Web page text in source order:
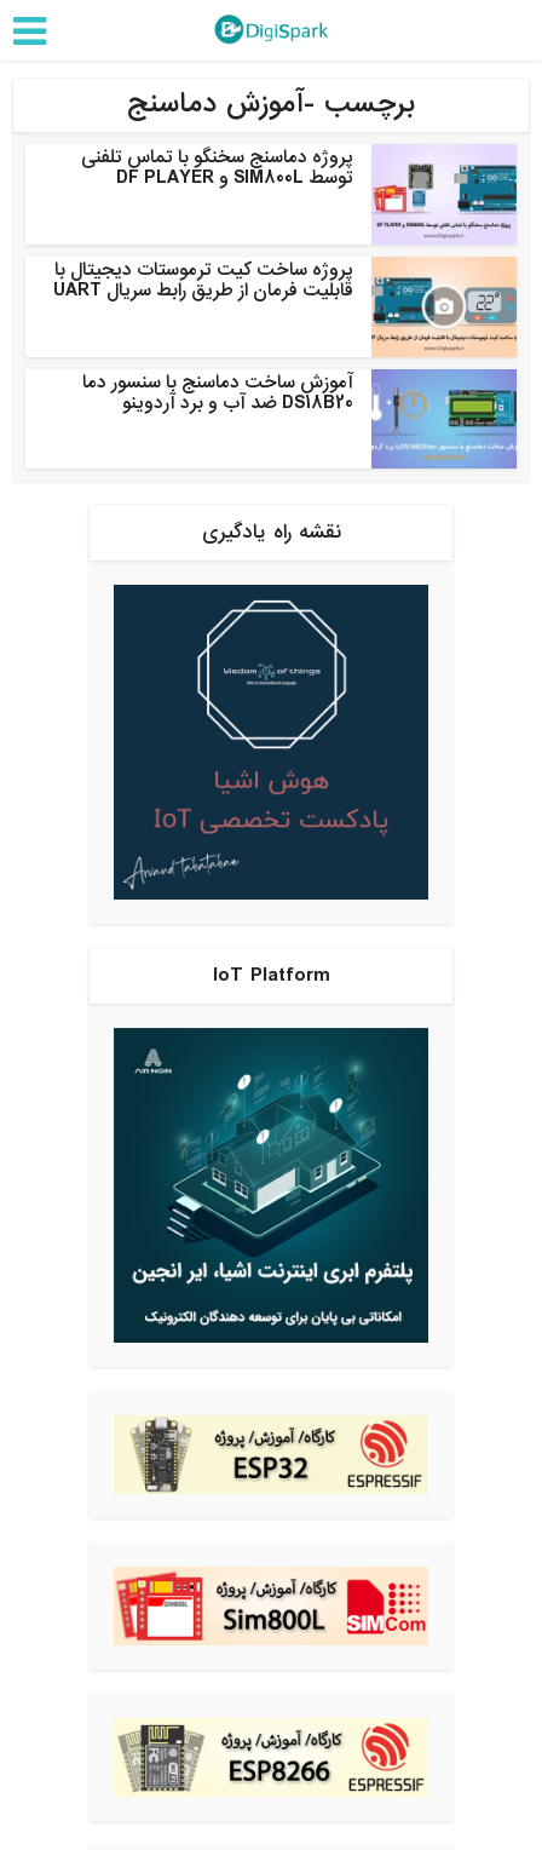
برچسب -آموزش دماسنج
پروژه دماسنج سخنگو با تماس تلفنی
توسط SIM800L و DF PLAYER
پروژه ساخت کیت ترموستات دیجیتال با
قابلیت فرمان از طریق رابط سریال UART
آموزش ساخت دماسنج با سنسور دما
DS18B20 ضد آب و برد آردوینو
نقشه راه یادگیری
IoT Platform